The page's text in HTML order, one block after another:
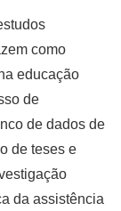
como
educação
de
de dados de
de teses e
da assistência